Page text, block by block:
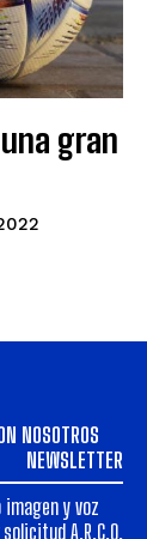
gran
NOSOTROS
NEWSLETTER
y voz
A.R.C.O.